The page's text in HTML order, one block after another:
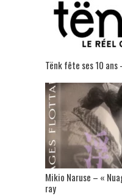
Tënk fête ses 10 ans
Mikio Naruse – «
ray